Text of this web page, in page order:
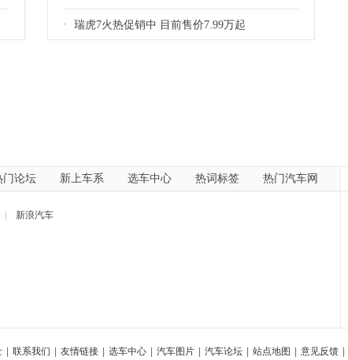
瑞虎7火热促销中 目前售价7.99万起
门论坛 新上车系 选车中心 热词标签 热门汽车网
新浪汽车
联系我们 友情链接 选车中心 汽车图片 汽车论坛 站点地图 意见反馈